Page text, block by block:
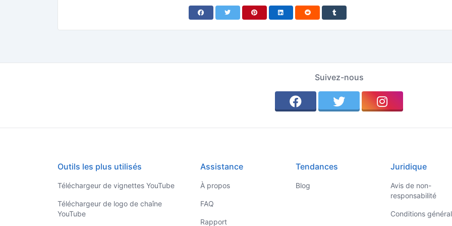
Suivez-nous
Outils les plus utilisés
Téléchargeur de vignettes YouTube
Téléchargeur de logo de chaîne
YouTube
Assistance
À propos
FAQ
Rapport
Tendances
Blog
Juridique
Avis de non-
responsabilité
Conditions